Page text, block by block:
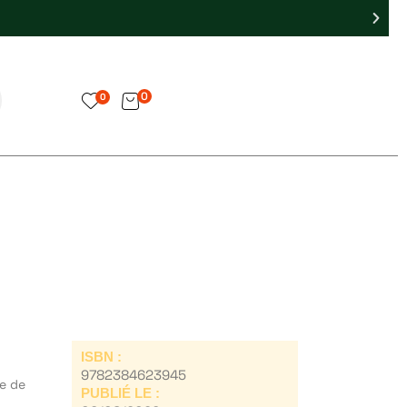
0 0
de
ISBN :
9782384623945
PUBLIÉ LE :